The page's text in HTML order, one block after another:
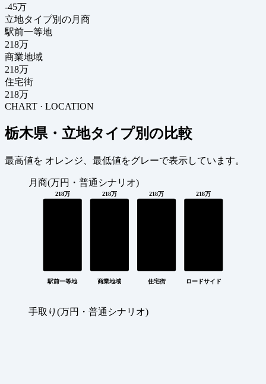
-45万
立地タイプ別の月商
駅前一等地
218万
商業地域
218万
住宅街
218万
CHART · LOCATION
栃木県・立地タイプ別の比較
最高値を オレンジ 、最低値をグレーで表示しています。
月商(万円・普通シナリオ)
218万
駅前一等地
218万
商業地域
218万
住宅街
218万
ロードサイド
手取り(万円・普通シナリオ)